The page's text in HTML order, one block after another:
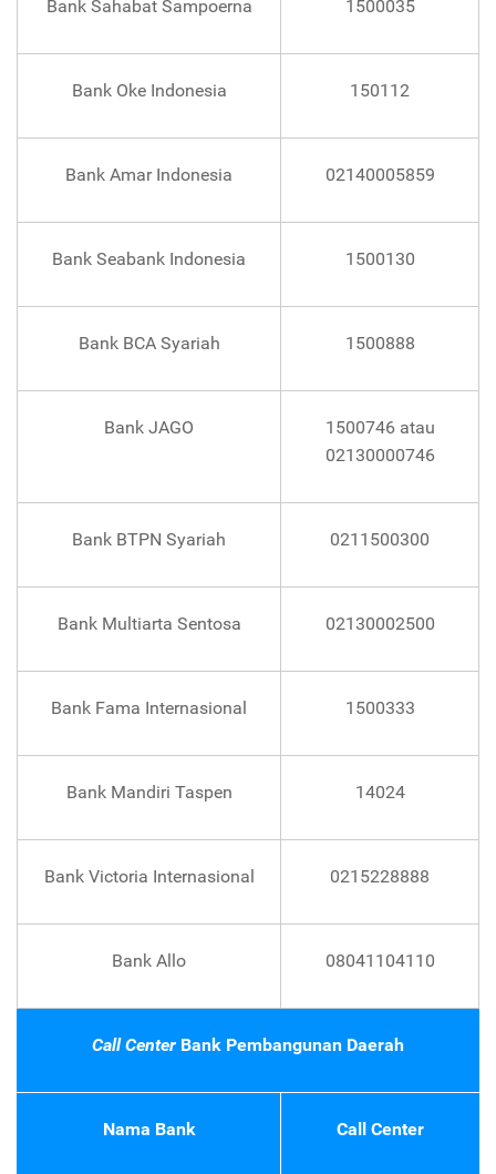
Bank Sahabat Sampoerna 1500035
Bank Oke Indonesia 150112
Bank Amar Indonesia 02140005859
Bank Seabank Indonesia 1500130
Bank BCA Syariah 1500888
Bank JAGO
1500746 atau
02130000746
Bank BTPN Syariah 0211500300
Bank Multiarta Sentosa 02130002500
Bank Fama Internasional 1500333
Bank Mandiri Taspen 14024
Bank Victoria Internasional 0215228888
Bank Allo 08041104110
Call Center Bank Pembangunan Daerah
Nama Bank Call Center